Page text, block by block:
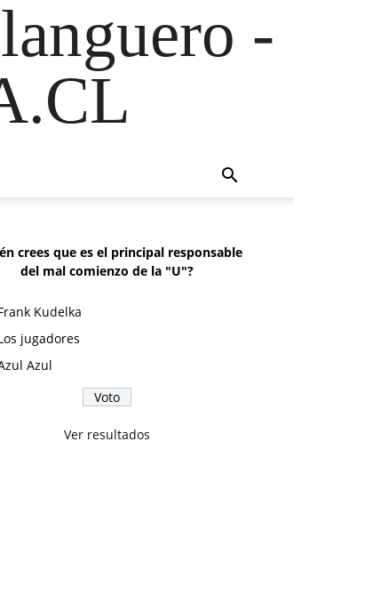
-
crees que es el principal responsable
del mal comienzo de la "U"?
Kudelka
jugadores
Azul
Ver resultados